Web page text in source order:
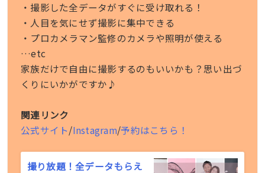
・撮影した全データがすぐに受け取れる！
・人目を気にせず撮影に集中できる
・プロカメラマン監修のカメラや照明が使える
…etc
家族だけで自由に撮影するのもいいかも？思い出づ
くりにいかがですか♪
関連リンク
公式サイト/Instagram/予約はこちら！
撮り放題！全データもらえ